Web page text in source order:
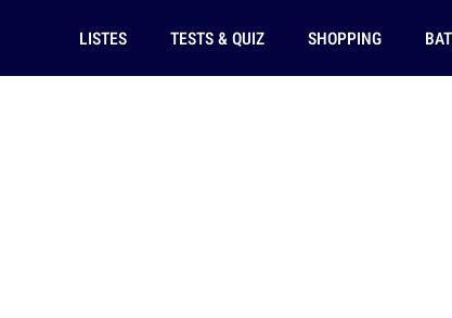
LISTES TESTS & QUIZ SHOPPING